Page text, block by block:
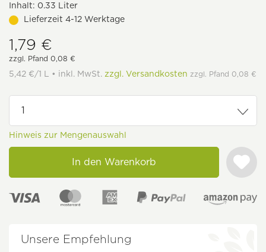
Inhalt: 0.33 Liter
Lieferzeit 4-12 Werktage
1,79 €
zzgl. Pfand 0,08 €
5,42 €/1 L • inkl. MwSt. zzgl. Versandkosten zzgl. Pfand 0,08 €
Hinweis zur Mengenauswahl
In den Warenkorb
Unsere Empfehlung